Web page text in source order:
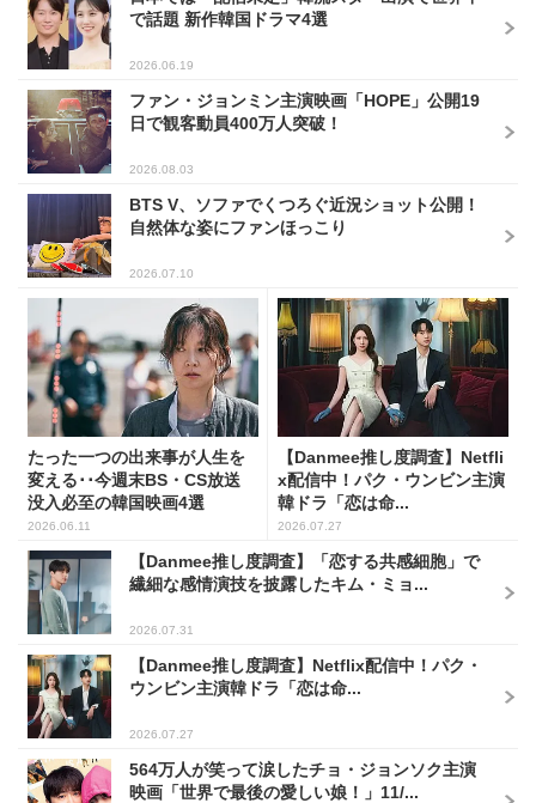
で話題 新作韓国ドラマ4選
2026.06.19
ファン・ジョンミン主演映画「HOPE」公開19
日で観客動員400万人突破！
2026.08.03
BTS V、ソファでくつろぐ近況ショット公開！
自然体な姿にファンほっこり
2026.07.10
たった一つの出来事が人生を
変える･･今週末BS・CS放送
没入必至の韓国映画4選
2026.06.11
【Danmee推し度調査】Netfli
x配信中！パク・ウンビン主演
韓ドラ「恋は命...
2026.07.27
【Danmee推し度調査】「恋する共感細胞」で
繊細な感情演技を披露したキム・ミョ...
2026.07.31
【Danmee推し度調査】Netflix配信中！パク・
ウンビン主演韓ドラ「恋は命...
2026.07.27
564万人が笑って涙したチョ・ジョンソク主演
映画「世界で最後の愛しい娘！」11/...